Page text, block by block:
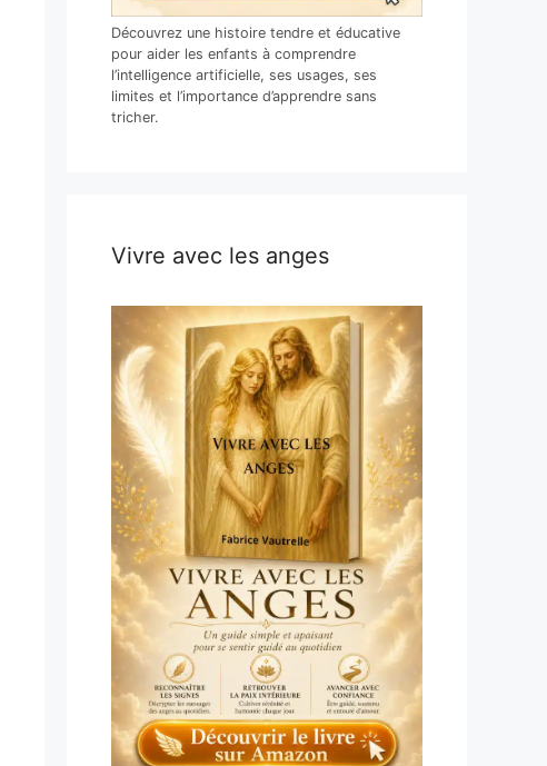
Découvrez une histoire tendre et éducative
pour aider les enfants à comprendre
l’intelligence artificielle, ses usages, ses
limites et l’importance d’apprendre sans
tricher.
Vivre avec les anges